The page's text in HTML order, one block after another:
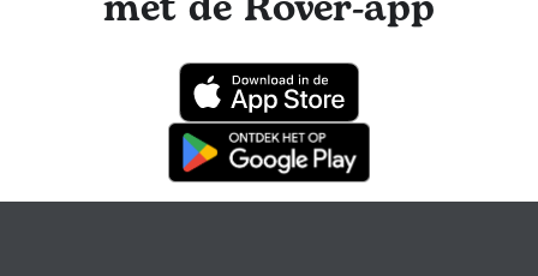
maken: je huisdier is via het Rover Garantie-programma